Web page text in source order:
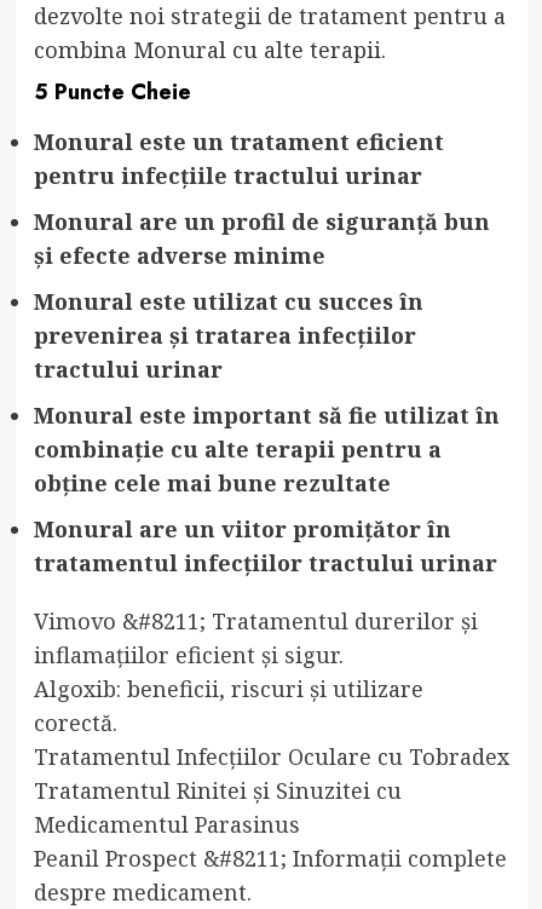
dezvolte noi strategii de tratament pentru a
combina Monural cu alte terapii.
5 Puncte Cheie
Monural este un tratament eficient
pentru infecțiile tractului urinar
Monural are un profil de siguranță bun
și efecte adverse minime
Monural este utilizat cu succes în
prevenirea și tratarea infecțiilor
tractului urinar
Monural este important să fie utilizat în
combinație cu alte terapii pentru a
obține cele mai bune rezultate
Monural are un viitor promițător în
tratamentul infecțiilor tractului urinar
Vimovo &#8211; Tratamentul durerilor și
inflamațiilor eficient și sigur.
Algoxib: beneficii, riscuri și utilizare
corectă.
Tratamentul Infecțiilor Oculare cu Tobradex
Tratamentul Rinitei și Sinuzitei cu
Medicamentul Parasinus
Peanil Prospect &#8211; Informații complete
despre medicament.